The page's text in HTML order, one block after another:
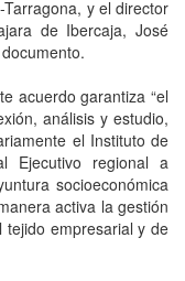
y el director
de Ibercaja, José
acuerdo garantiza “el
análisis y estudio,
el Instituto de
Ejecutivo regional a
socioeconómica
activa la gestión
tejido empresarial y de